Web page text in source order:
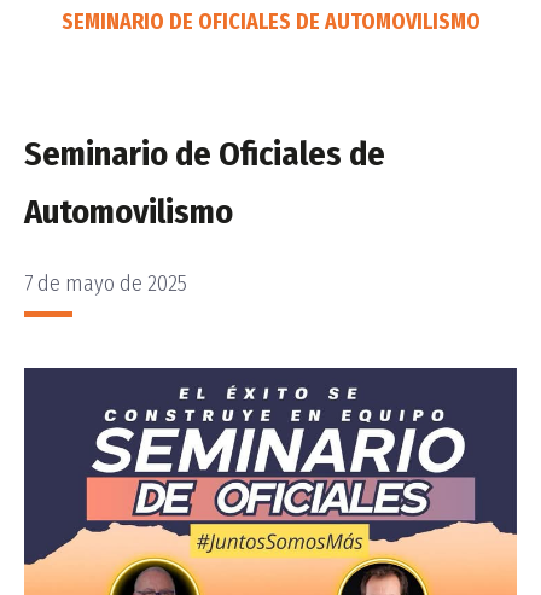
SEMINARIO DE OFICIALES DE AUTOMOVILISMO
Seminario de Oficiales de
Automovilismo
PUBLICADO
EL
7 de mayo de 2025